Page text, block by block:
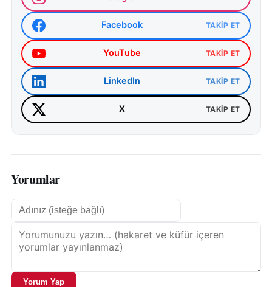
Facebook TAKIP ET
YouTube TAKIP ET
LinkedIn TAKIP ET
X TAKIP ET
Yorumlar
Yorum Yap